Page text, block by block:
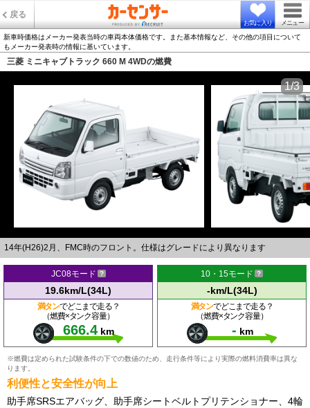
戻る
お気に入り メニュー
新車時価格はメーカー発表当時の車両本体価格です。また基本情報など、その他の項目について
もメーカー発表時の情報に基いています。
三菱 ミニキャブトラック 660 M 4WDの燃費
14年(H26)2月、FMC時のフロント。仕様はグレードにより異なります
1/3
JC08モード
19.6km/L(34L)
満タンでどこまで走る？
（燃費×タンク容量）
666.4 km
10・15モード
-km/L(34L)
満タンでどこまで走る？
（燃費×タンク容量）
- km
※燃費は定められた試験条件の下での数値のため、走行条件等により実際の燃料消費率は異な
ります。
利便性と安全性が向上
助手席SRSエアバッグ、助手席シートベルトプリテンショナー、4輪